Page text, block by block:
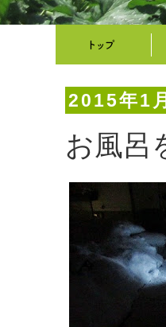
2015年1
お風呂